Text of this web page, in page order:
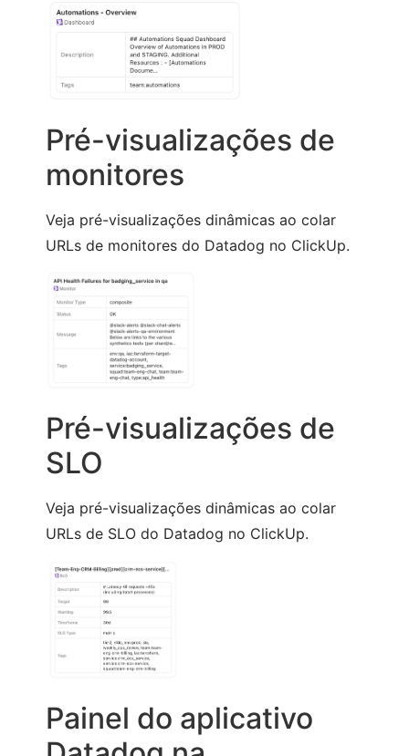
Pré-visualizações de
monitores
Veja pré-visualizações dinâmicas ao colar
URLs de monitores do Datadog no ClickUp.
Pré-visualizações de
SLO
Veja pré-visualizações dinâmicas ao colar
URLs de SLO do Datadog no ClickUp.
Painel do aplicativo